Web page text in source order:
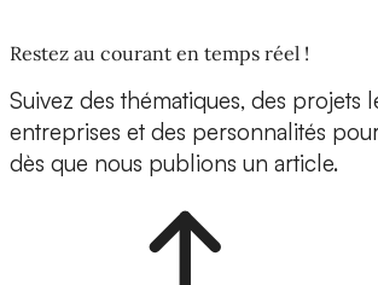
Restez au courant en temps réel !
Suivez des thématiques, des projets
entreprises et des personnalités
dès que nous publions un article.